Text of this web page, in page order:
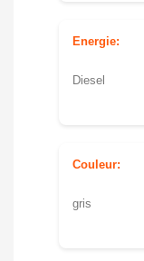
Energie:
Diesel
Couleur:
gris